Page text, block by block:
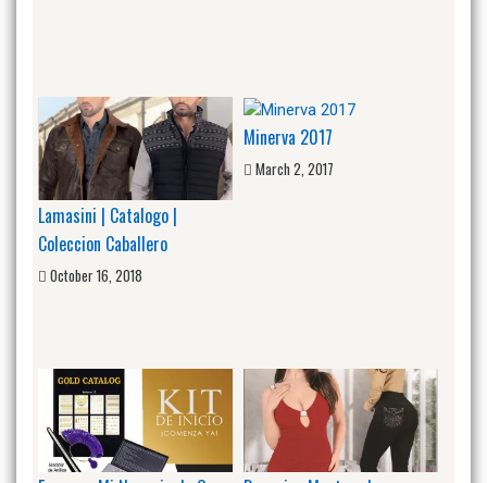
Lamasini | Catalogo |
Coleccion Caballero
October 16, 2018
Minerva 2017
March 2, 2017